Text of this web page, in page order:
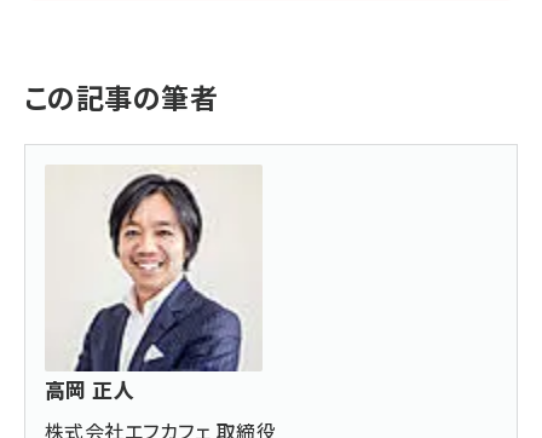
この記事の筆者
高岡 正人
株式会社エフカフェ 取締役